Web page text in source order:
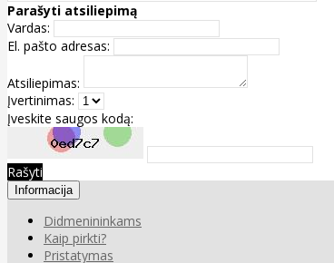
Parašyti atsiliepimą
Vardas:
El. pašto adresas:
Atsiliepimas:
Įvertinimas:
Įveskite saugos kodą:
Rašyti
Informacija
Didmenininkams
Kaip pirkti?
Pristatymas